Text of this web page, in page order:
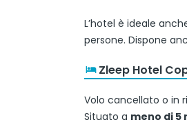
L’hotel è ideale
persone. Dispone
Zleep Hotel
Volo cancellato o in
Situato a meno di 5